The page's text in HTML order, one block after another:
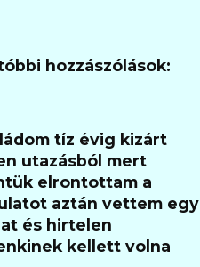
hozzászólások:
tíz évig kizárt
utazásból mert
elrontottam a
aztán vettem egy
és hirtelen
kellett volna